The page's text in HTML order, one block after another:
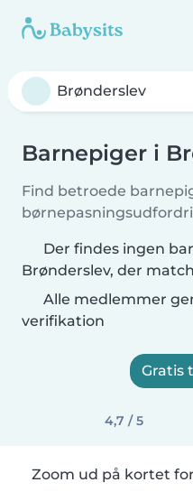
Barnepiger i
Find betroede
Der findes ingen
Brønderslev, der
Alle medlemmer
verifikation
Gratis
4,7 / 5
Zoom ud på kortet